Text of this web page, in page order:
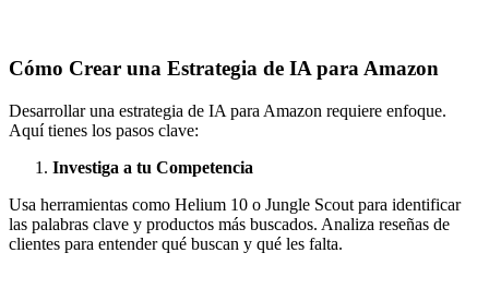
Cómo Crear una Estrategia de IA para Amazon
Desarrollar una estrategia de IA para Amazon requiere enfoque.
Aquí tienes los pasos clave:
Investiga a tu Competencia
Usa herramientas como Helium 10 o Jungle Scout para identificar
las palabras clave y productos más buscados. Analiza reseñas de
clientes para entender qué buscan y qué les falta.